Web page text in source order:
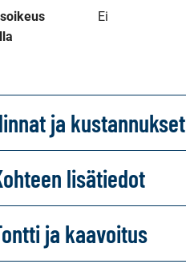
Ei
ja kustannukset
lisätiedot
ja kaavoitus